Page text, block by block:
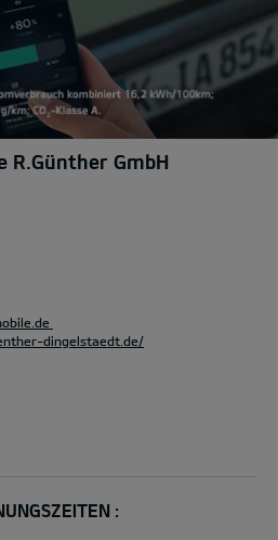
R.Günther GmbH
dingelstaedt.de/
: